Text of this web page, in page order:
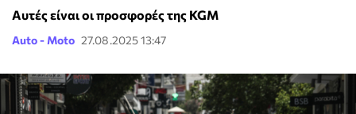
Αυτές είναι οι προσφορές της KGM
Auto - Moto 27.08.2025 13:47